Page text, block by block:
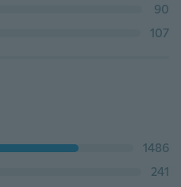
90
107
1486
241